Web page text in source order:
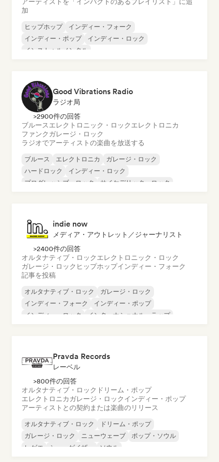
加
ヒップホップ
インディー・フォーク
インディー・ポップ
インディー・ロック
インストゥルメンタル
Good Vibrations Radio
ラジオ局
>2900件の回答
ブルースエレクトロニック・ロックエレクトロニカ
ファンクガレージ・ロック
ラジオでアーティストの楽曲を放送する
ブルース エレクトロニカ
ガレージ・ロック
ハードロック
インディー・ロック
プログレッシブ・ロック
サイケデリック・ロック
indie now
メディア・アウトレット／ジャーナリスト
>2400件の回答
オルタナティブ・ロックエレクトロニック・ロック
ガレージ・ロック ヒップホップインディー・フォーク
記事を投稿
オルタナティブ・ロック
ガレージ・ロック
インディー・フォーク
インディー・ポップ
インディー・ロック
インターナショナル・ラップ
Pravda Records
レーベル
>800件の回答
オルタナティブ・ロック ドリーム・ポップ
エレクトロニカガレージ・ロックインディー・ポップ
アーティストとの契約または楽曲のリリース
オルタナティブ・ロック
ドリーム・ポップ
ガレージ・ロック
ニューウェーブ
ポップ・ソウル
レゲエ
シューゲイザー ソウル